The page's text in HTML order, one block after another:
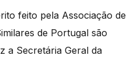
feito pela Associação de
de Portugal são
a Secretária Geral da